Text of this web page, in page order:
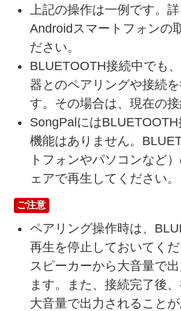
上記の操作は一例です。
Androidスマートフォンの
ださい。
BLUETOOTH接続中でも
器とのペアリングや接続
す。その場合は、現在の接
SongPalには
機能はありません。
トフォンやパソコンなど
ェアで再生してください。
ご注意
ペアリング操作時は、
再生を停止しておいてくだ
スピーカーから大音量で
ます。また、接続完了後
大音量で出力されること